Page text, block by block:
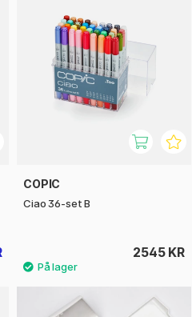
COPIC
Ciao 36-set B
2545 KR